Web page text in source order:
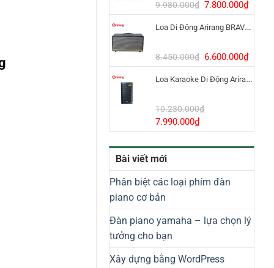
8.800.000₫.
9.980.000₫ Giá
gốc
là:
7.800.000₫Giá
hiện
tại
Loa Di Động Arirang BRAVO 8 800W Có Micro
8.450.000₫ Giá
gốc
là:
6.600.000₫Giá
hiện
tại
Loa Karaoke Di Động Arirang EDGE-X Model I
10.230.000₫
Giá
gốc
là:
10.230.000₫.
7.990.000₫Giá
hiện
tại
7.990.000₫.
Bài viết mới
Phân biệt các loại phím đàn
piano cơ bản
Đàn piano yamaha – lựa chọn lý
tưởng cho bạn
Xây dựng bằng WordPress